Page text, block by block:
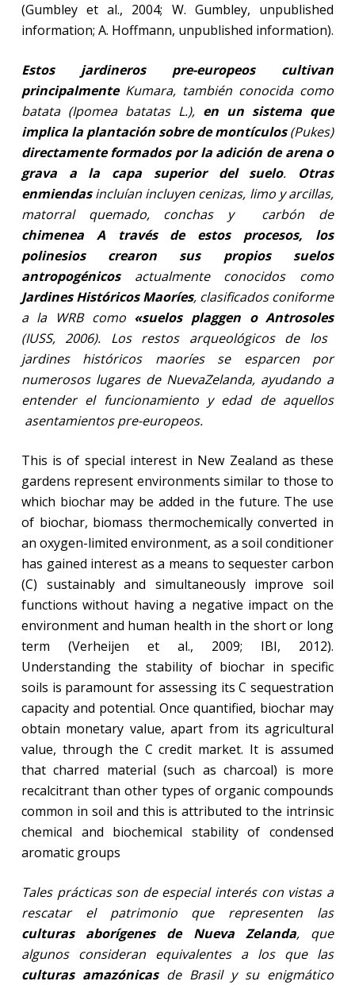
(Gumbley et al., 2004; W. Gumbley, unpublished
information; A. Hoffmann, unpublished information).
Estos jardineros pre-europeos cultivan
principalmenteKumara, también conocida como
batata (Ipomea batatas L.), en un sistema que
implica la plantación sobre de montículos(Pukes)
directamente formados por la adición de arena o
grava a la capa superior del suelo. Otras
enmiendasincluían incluyen cenizas, limo y arcillas,
matorral quemado, conchas y
carbón de
chimenea A través de estos procesos, los
polinesios crearon sus propios suelos
antropogénicosactualmente conocidos como
Jardines Históricos Maoríes, clasificados coniforme
a la WRB como «suelos plaggen o Antrosoles
(IUSS, 2006). Los restos arqueológicos de los
jardines históricos maoríes se esparcen por
numerosos lugares de NuevaZelanda, ayudando a
entender el funcionamiento y edad de aquellos
asentamientos pre-europeos.
This is of special interest in New Zealand as these
gardens represent environments similar to those to
which biochar may be added in the future. The use
of biochar, biomass thermochemically converted in
an oxygen-limited environment, as a soil conditioner
has gained interest as a means to sequester carbon
(C) sustainably and simultaneously improve soil
functions without having a negative impact on the
environment and human health in the short or long
term (Verheijen et al., 2009; IBI, 2012).
Understanding the stability of biochar in specific
soils is paramount for assessing its C sequestration
capacity and potential. Once quantified, biochar may
obtain monetary value, apart from its agricultural
value, through the C credit market. It is assumed
that charred material (such as charcoal) is more
recalcitrant than other types of organic compounds
common in soil and this is attributed to the intrinsic
chemical and biochemical stability of condensed
aromatic groups
Tales prácticas son de especial interés con vistas a
rescatar el patrimonio que representen las
culturas aborígenes de Nueva Zelanda, que
algunos consideran equivalentes a los que las
culturas amazónicasde Brasil y su enigmático